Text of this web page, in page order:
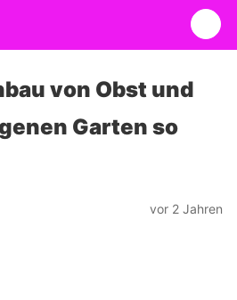
von Obst und
Garten so
vor 2 Jahren